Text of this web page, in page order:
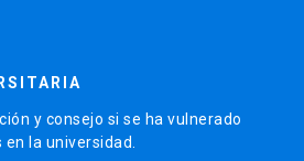
y consejo si se ha vulnerado
la universidad.